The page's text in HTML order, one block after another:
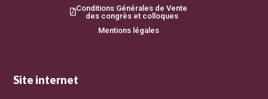
Conditions Générales de Vente
des congrès et colloques
Mentions légales
Site internet